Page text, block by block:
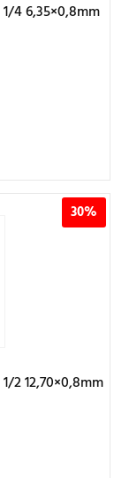
1/4 6,35×0,8mm
30%
1/2 12,70×0,8mm